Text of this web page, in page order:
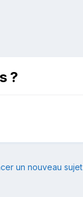
?
un nouveau sujet